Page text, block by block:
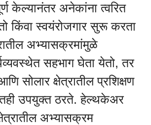
केल्यानंतर अनेकांना त्वरित
किंवा स्वयंरोजगार सुरू करता
अभ्यासक्रमांमुळे
सहभाग घेता येतो, तर
सोलार क्षेत्रातील प्रशिक्षण
उपयुक्त ठरते. हेल्थकेअर
अभ्यासक्रम